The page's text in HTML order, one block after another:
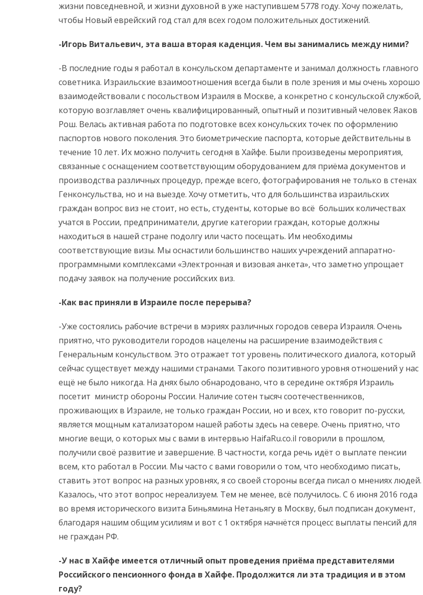
жизни повседневной, и жизни духовной в уже наступившем 5778 году. Хочу пожелать,
чтобы Новый еврейский год стал для всех годом положительных достижений.
-Игорь Витальевич, эта ваша вторая каденция. Чем вы занимались между ними?
-В последние годы я работал в консульском департаменте и занимал должность главного
советника. Израильские взаимоотношения всегда были в поле зрения и мы очень хорошо
взаимодействовали с посольством Израиля в Москве, а конкретно с консульской службой,
которую возглавляет очень квалифицированный, опытный и позитивный человек Яаков
Рош. Велась активная работа по подготовке всех консульских точек по оформлению
паспортов нового поколения. Это биометрические паспорта, которые действительны в
течение 10 лет. Их можно получить сегодня в Хайфе. Были произведены мероприятия,
связанные с оснащением соответствующим оборудованием для приёма документов и
производства различных процедур, прежде всего, фотографирования не только в стенах
Генконсульства, но и на выезде. Хочу отметить, что для большинства израильских
граждан вопрос виз не стоит, но есть, студенты, которые во всё больших количествах
учатся в России, предприниматели, другие категории граждан, которые должны
находиться в нашей стране подолгу или часто посещать. Им необходимы
соответствующие визы. Мы оснастили большинство наших учреждений аппаратно-
программными комплексами «Электронная и визовая анкета», что заметно упрощает
подачу заявок на получение российских виз.
-Как вас приняли в Израиле после перерыва?
-Уже состоялись рабочие встречи в мэриях различных городов севера Израиля. Очень
приятно, что руководители городов нацелены на расширение взаимодействия с
Генеральным консульством. Это отражает тот уровень политического диалога, который
сейчас существует между нашими странами. Такого позитивного уровня отношений у нас
ещё не было никогда. На днях было обнародовано, что в середине октября Израиль
посетит министр обороны России. Наличие сотен тысяч соотечественников,
проживающих в Израиле, не только граждан России, но и всех, кто говорит по-русски,
является мощным катализатором нашей работы здесь на севере. Очень приятно, что
многие вещи, о которых мы с вами в интервью HaifaRu.co.il говорили в прошлом,
получили своё развитие и завершение. В частности, когда речь идёт о выплате пенсии
всем, кто работал в России. Мы часто с вами говорили о том, что необходимо писать,
ставить этот вопрос на разных уровнях, я со своей стороны всегда писал о мнениях людей.
Казалось, что этот вопрос нереализуем. Тем не менее, всё получилось. С 6 июня 2016 года
во время исторического визита Биньямина Нетаньягу в Москву, был подписан документ,
благодаря нашим общим усилиям и вот с 1 октября начнётся процесс выплаты пенсий для
не граждан РФ.
-У нас в Хайфе имеется отличный опыт проведения приёма представителями
Российского пенсионного фонда в Хайфе. Продолжится ли эта традиция и в этом
году?